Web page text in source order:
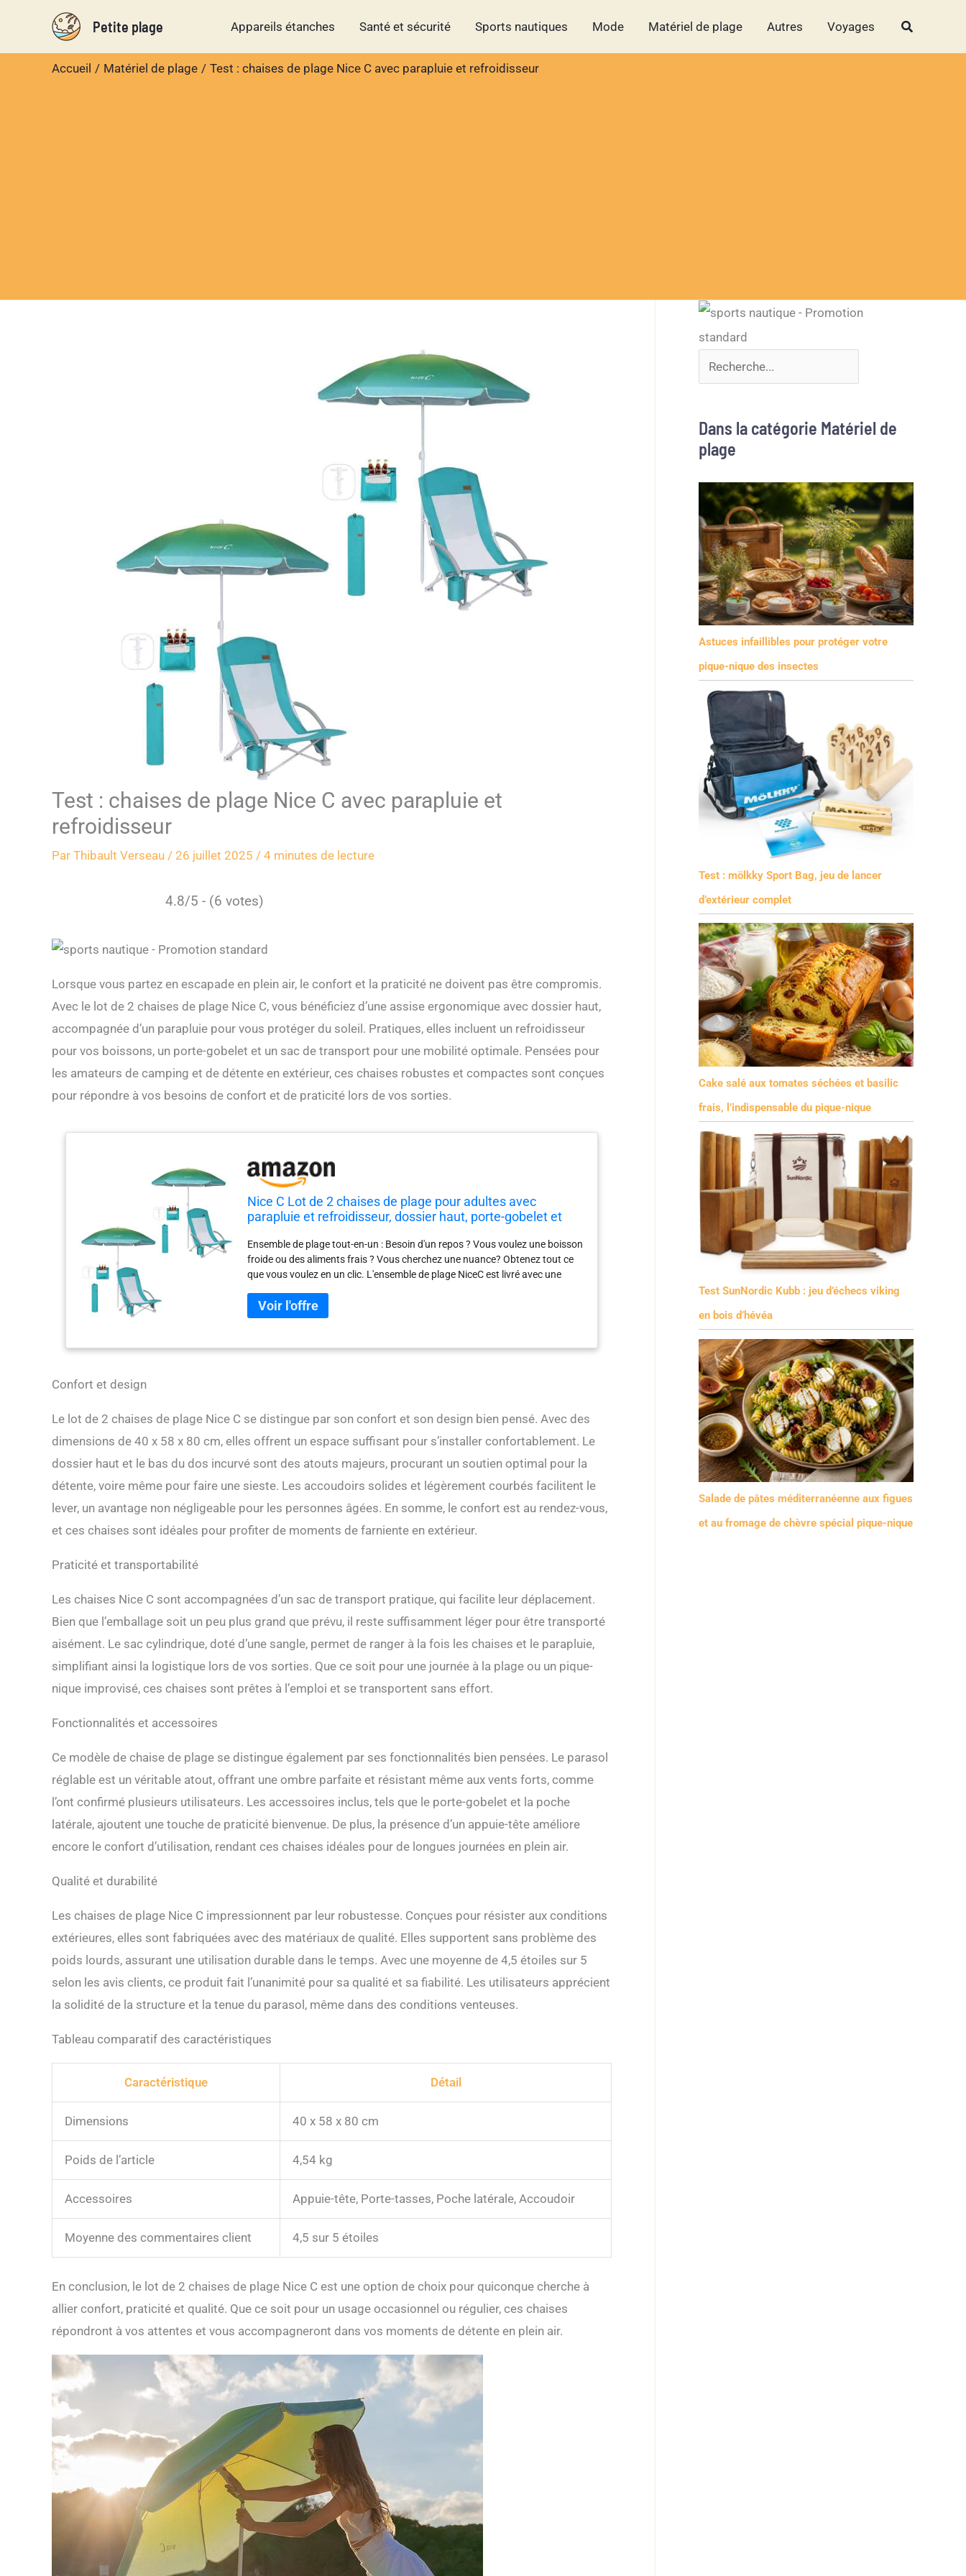
contenu
Petite plage Appareils étanches Santé et sécurité Sports nautiques Mode Matériel de plage Autres Voyages Rechercher
Accueil Matériel de plage Test : chaises de plage Nice C avec parapluie et refroidisseur
Test : chaises de plage Nice C avec parapluie et
refroidisseur
Par Thibault Verseau / 26 juillet 2025 / 4 minutes de lecture
4.8/5 - (6 votes)
Lorsque vous partez en escapade en plein air, le confort et la praticité ne doivent pas être compromis.
Avec le lot de 2 chaises de plage Nice C, vous bénéficiez d’une assise ergonomique avec dossier haut,
accompagnée d’un parapluie pour vous protéger du soleil. Pratiques, elles incluent un refroidisseur
pour vos boissons, un porte-gobelet et un sac de transport pour une mobilité optimale. Pensées pour
les amateurs de camping et de détente en extérieur, ces chaises robustes et compactes sont conçues
pour répondre à vos besoins de confort et de praticité lors de vos sorties.
Nice C Lot de 2 chaises de plage pour adultes avec
parapluie et refroidisseur, dossier haut, porte-gobelet et
camping (bleu)
Ensemble de plage tout-en-un : Besoin d'un repos ? Vous voulez une boisson
froide ou des aliments frais ? Vous cherchez une nuance? Obtenez tout ce
que vous voulez en un clic. L'ensemble de plage NiceC est livré avec une
sable et un sac isotherme Design confortable : la chaise de camping Nice C à
haut dossier est fabriquée avec un design ergonomique orthopédique
support dorsal de 74,2 cm de hauteur pour que vous puissiez reposer votre
chaises sont équipées d'un sac isotherme et d'un parapluie. Vous pouvez
facilement stocker votre boisson et vos aliments avec de la glace tout en
profitant du soleil et de la brise marine. Pendant que le soleil bouge, vous
pouvez régler la direction du parapluie pour profiter de votre journée à tout
moment. Sac de rangement et porte-gobelet : le compartiment intégré de
22,9 x 15,2 cm est également inclus où vous pouvez ranger vos articles tels
que des clés, des magazines et un téléphone. Le porte-gobelet attaché peut
libérer vos mains de boisson ou de bouteille d'eau. Le cadre léger et le sac de
seulement 93 x 17 x 17 cm (L × l × H). La chaise pèse 4,5 kg.
Confort et design
Le lot de 2 chaises de plage Nice C se distingue par son confort et son design bien pensé. Avec des
dimensions de 40 x 58 x 80 cm, elles offrent un espace suffisant pour s’installer confortablement. Le
dossier haut et le bas du dos incurvé sont des atouts majeurs, procurant un soutien optimal pour la
détente, voire même pour faire une sieste. Les accoudoirs solides et légèrement courbés facilitent le
lever, un avantage non négligeable pour les personnes âgées. En somme, le confort est au rendez-vous,
et ces chaises sont idéales pour profiter de moments de farniente en extérieur.
Praticité et transportabilité
Les chaises Nice C sont accompagnées d’un sac de transport pratique, qui facilite leur déplacement.
Bien que l’emballage soit un peu plus grand que prévu, il reste suffisamment léger pour être transporté
aisément. Le sac cylindrique, doté d’une sangle, permet de ranger à la fois les chaises et le parapluie,
simplifiant ainsi la logistique lors de vos sorties. Que ce soit pour une journée à la plage ou un pique-
nique improvisé, ces chaises sont prêtes à l’emploi et se transportent sans effort.
Fonctionnalités et accessoires
Ce modèle de chaise de plage se distingue également par ses fonctionnalités bien pensées. Le parasol
réglable est un véritable atout, offrant une ombre parfaite et résistant même aux vents forts, comme
l’ont confirmé plusieurs utilisateurs. Les accessoires inclus, tels que le porte-gobelet et la poche
latérale, ajoutent une touche de praticité bienvenue. De plus, la présence d’un appuie-tête améliore
encore le confort d’utilisation, rendant ces chaises idéales pour de longues journées en plein air.
Qualité et durabilité
Les chaises de plage Nice C impressionnent par leur robustesse. Conçues pour résister aux conditions
extérieures, elles sont fabriquées avec des matériaux de qualité. Elles supportent sans problème des
poids lourds, assurant une utilisation durable dans le temps. Avec une moyenne de 4,5 étoiles sur 5
selon les avis clients, ce produit fait l’unanimité pour sa qualité et sa fiabilité. Les utilisateurs apprécient
la solidité de la structure et la tenue du parasol, même dans des conditions venteuses.
Tableau comparatif des caractéristiques
Caractéristique Détail
Dimensions 40 x 58 x 80 cm
Poids de l’article 4,54 kg
Accessoires Appuie-tête, Porte-tasses, Poche latérale, Accoudoir
Moyenne des commentaires client 4,5 sur 5 étoiles
En conclusion, le lot de 2 chaises de plage Nice C est une option de choix pour quiconque cherche à
allier confort, praticité et qualité. Que ce soit pour un usage occasionnel ou régulier, ces chaises
répondront à vos attentes et vous accompagneront dans vos moments de détente en plein air.
Dans la catégorie Matériel de
plage
Astuces infaillibles pour protéger votre
pique-nique des insectes
Test : mölkky Sport Bag, jeu de lancer
d’extérieur complet
Cake salé aux tomates séchées et basilic
frais, l’indispensable du pique-nique
Test SunNordic Kubb : jeu d’échecs viking
en bois d’hévéa
Salade de pâtes méditerranéenne aux figues
et au fromage de chèvre spécial pique-nique